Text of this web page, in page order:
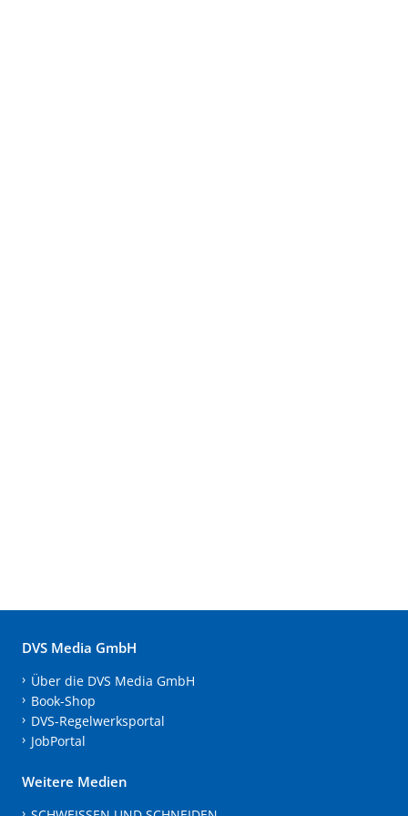
DVS Media GmbH
Über die DVS Media GmbH
Book-Shop
DVS-Regelwerksportal
JobPortal
Weitere Medien